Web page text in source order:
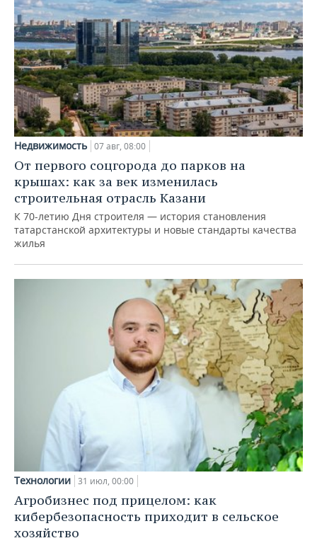
Недвижимость 07 авг, 08:00
От первого соцгорода до парков на
крышах: как за век изменилась
строительная отрасль Казани
К 70-летию Дня строителя — история становления
татарстанской архитектуры и новые стандарты качества
жилья
Технологии 31 июл, 00:00
Агробизнес под прицелом: как
кибербезопасность приходит в сельское
хозяйство